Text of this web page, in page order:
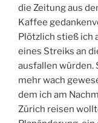
die Zeitung aus
Kaffee
Plötzlich stieß ich
eines Streiks an
ausfallen würden.
mehr wach
dem ich am
Zürich reisen